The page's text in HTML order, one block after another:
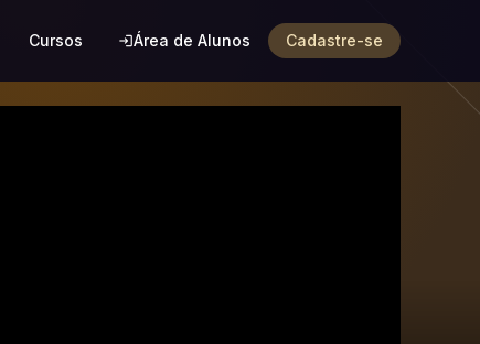
Cursos loginÁrea de Alunos Cadastre-se